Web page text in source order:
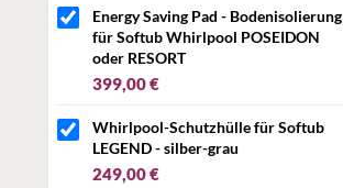
Energy Saving Pad - Bodenisolierung
für Softub Whirlpool POSEIDON
oder RESORT
399,00 €
Whirlpool-Schutzhülle für Softub
LEGEND - silber-grau
249,00 €